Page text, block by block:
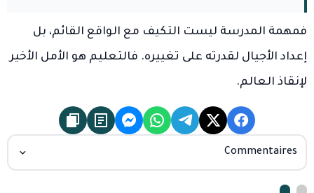
فمهمة المدرسة ليست التكيف مع الواقع القائم، بل
إعداد الأجيال لقدرته على تغييره. فالتعليم هو الأمل الأخير
لإنقاذ العالم.
Commentaires